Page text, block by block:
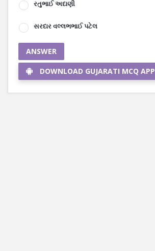
રતુભાઈ અદાણી
સરદાર વલ્લભભાઈ પટેલ
ANSWER
DOWNLOAD GUJARATI MCQ APP